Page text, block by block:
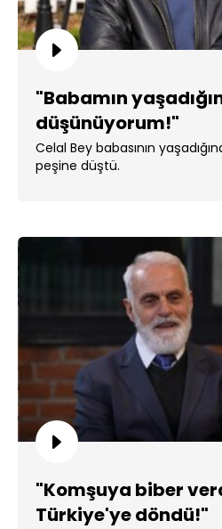
"Babamın
düşünüyorum!"
Celal Bey babasının
peşine düştü.
"Komşuya biber
Türkiye'ye döndü!"